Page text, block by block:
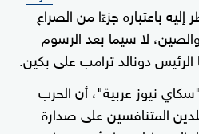
باعتباره جزءًا من الصراع
والصين، لا سيما بعد الرسوم
الرئيس دونالد ترامب على بكين.
نيوز عربية"، أن الحرب
المتنافسين على صدارة